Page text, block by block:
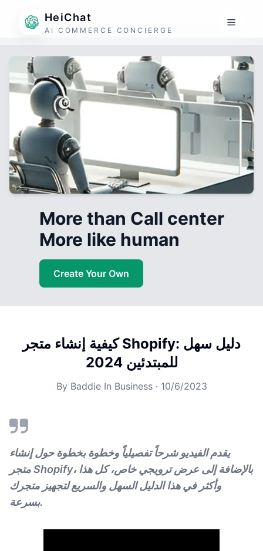
HeiChat
AI COMMERCE CONCIERGE
More than Call center
More like human
Create Your Own
كيفية إنشاء متجر Shopify: دليل سهل
للمبتدئين 2024
By Baddie In Business· 10/6/2023
يقدم الفيديو شرحاً تفصيلياً وخطوة بخطوة حول إنشاء
متجر Shopify، بالإضافة إلى عرض ترويجي خاص، كل هذا
وأكثر في هذا الدليل السهل والسريع لتجهيز متجرك
بسرعة.